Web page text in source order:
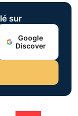
sur
Google
Discover